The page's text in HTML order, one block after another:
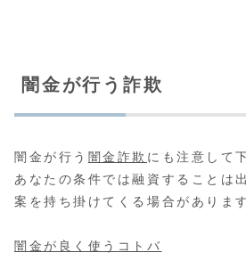
闇金が行う詐欺
闇金が行う 闇金詐欺 にも注意して
あなたの条件では融資することは
案を持ち掛けてくる場合がありま
闇金が良く使うコトバ